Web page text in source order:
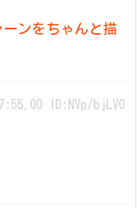
ンをちゃんと描
ID:NVp/bjLV0